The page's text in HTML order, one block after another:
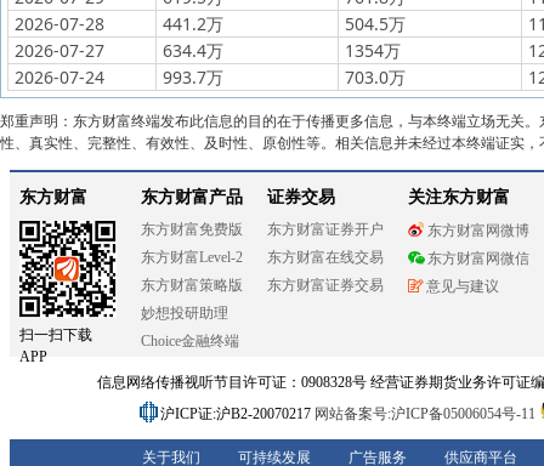
2026-07-28
441.2万 504.5万
2026-07-27
634.4万 1354万
2026-07-24
993.7万 703.0万
郑重声明：东方财富终端发布此信息的目的在于传播更多信息，与本终端立场无关
性、真实性、完整性、有效性、及时性、原创性等。相关信息并未经过本终端证实